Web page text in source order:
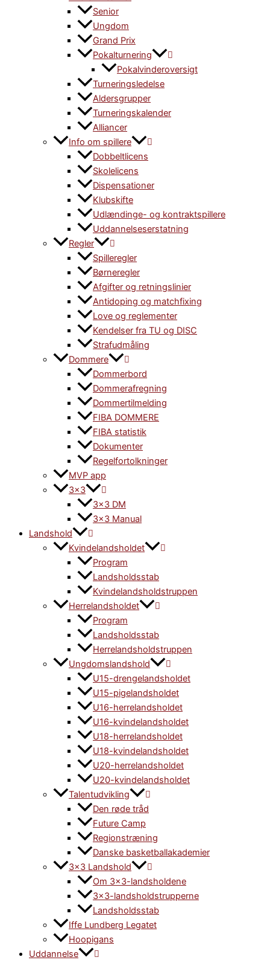
Senior
Ungdom
Grand Prix
Pokalturnering
Pokalvinderoversigt
Turneringsledelse
Aldersgrupper
Turneringskalender
Alliancer
Info om spillere
Dobbeltlicens
Skolelicens
Dispensationer
Klubskifte
Udlændinge- og kontraktspillere
Uddannelseserstatning
Regler
Spilleregler
Børneregler
Afgifter og retningslinier
Antidoping og matchfixing
Love og reglementer
Kendelser fra TU og DISC
Strafudmåling
Dommere
Dommerbord
Dommerafregning
Dommertilmelding
FIBA DOMMERE
FIBA statistik
Dokumenter
Regelfortolkninger
MVP app
3×3
3×3 DM
3×3 Manual
Landshold
Kvindelandsholdet
Program
Landsholdsstab
Kvindelandsholdstruppen
Herrelandsholdet
Program
Landsholdsstab
Herrelandsholdstruppen
Ungdomslandshold
U15-drengelandsholdet
U15-pigelandsholdet
U16-herrelandsholdet
U16-kvindelandsholdet
U18-herrelandsholdet
U18-kvindelandsholdet
U20-herrelandsholdet
U20-kvindelandsholdet
Talentudvikling
Den røde tråd
Future Camp
Regionstræning
Danske basketballakademier
3×3 Landshold
Om 3×3-landsholdene
3×3-landsholdstrupperne
Landsholdsstab
Iffe Lundberg Legatet
Hoopigans
Uddannelse